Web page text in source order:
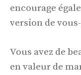
encourage
version de
Vous avez de
en valeur de